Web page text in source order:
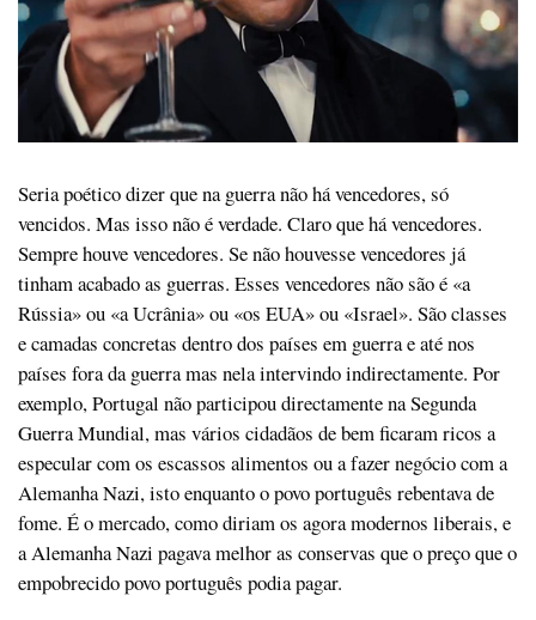
Seria poético dizer que na guerra não há vencedores, só
vencidos. Mas isso não é verdade. Claro que há vencedores.
Sempre houve vencedores. Se não houvesse vencedores já
tinham acabado as guerras. Esses vencedores não são é «a
Rússia» ou «a Ucrânia» ou «os EUA» ou «Israel». São classes
e camadas concretas dentro dos países em guerra e até nos
países fora da guerra mas nela intervindo indirectamente. Por
exemplo, Portugal não participou directamente na Segunda
Guerra Mundial, mas vários cidadãos de bem ficaram ricos a
especular com os escassos alimentos ou a fazer negócio com a
Alemanha Nazi, isto enquanto o povo português rebentava de
fome. É o mercado, como diriam os agora modernos liberais, e
a Alemanha Nazi pagava melhor as conservas que o preço que o
empobrecido povo português podia pagar.